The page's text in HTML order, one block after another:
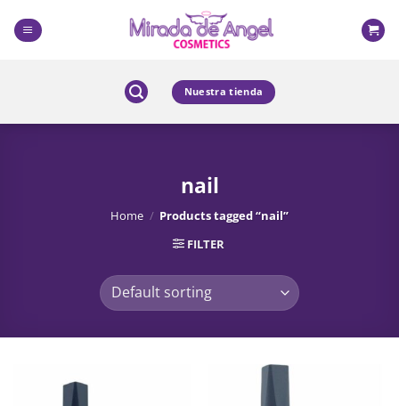
content
Nuestra tienda
nail
Home / Products tagged “nail”
FILTER